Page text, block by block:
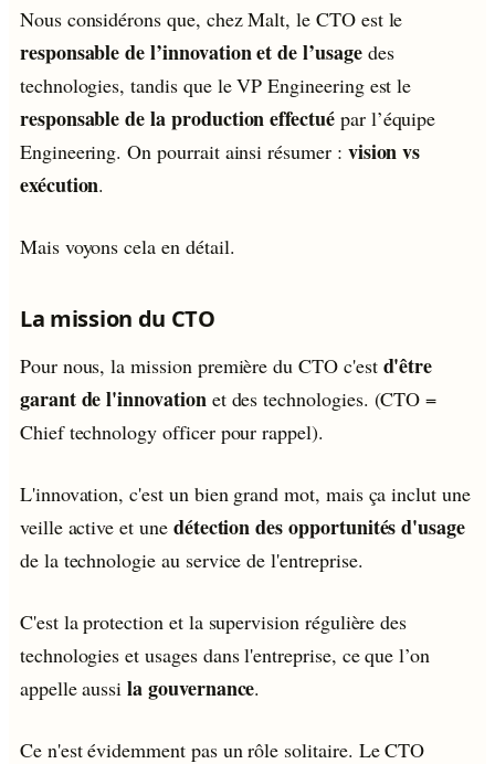
Nous considérons que, chez Malt, le CTO est le
responsable de l’innovation et de l’usagedes
technologies, tandis que le VP Engineering est le
responsable de la production effectuépar l’équipe
Engineering. On pourrait ainsi résumer : vision vs
exécution.
Mais voyons cela en détail.
La mission du CTO
Pour nous, la mission première du CTO c'est d'être
garant de l'innovationet des technologies. (CTO =
Chief technology officer pour rappel).
L'innovation, c'est un bien grand mot, mais ça inclut une
veille active et une détection des opportunités d'usage
de la technologie au service de l'entreprise.
C'est la protection et la supervision régulière des
technologies et usages dans l'entreprise, ce que l’on
appelle aussila gouvernance.
Ce n'est évidemment pas un rôle solitaire. Le CTO